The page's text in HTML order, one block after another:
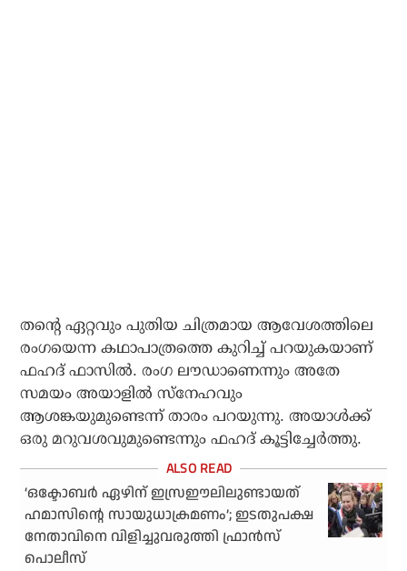
തന്റെ ഏറ്റവും പുതിയ ചിത്രമായ ആവേശത്തിലെ
രംഗയെന്ന കഥാപാത്രത്തെ കുറിച്ച് പറയുകയാണ്
ഫഹദ് ഫാസില്‍. രംഗ ലൗഡാണെന്നും അതേ
സമയം അയാളില്‍ സ്‌നേഹവും
ആശങ്കയുമുണ്ടെന്ന് താരം പറയുന്നു. അയാള്‍ക്ക്
ഒരു മറുവശവുമുണ്ടെന്നും ഫഹദ് കൂട്ടിച്ചേര്‍ത്തു.
‘ഒക്ടോബർ ഏഴിന് ഇസ്രഈലിലുണ്ടായത്
ഹമാസിന്റെ സായുധാക്രമണം’; ഇടതുപക്ഷ
നേതാവിനെ വിളിച്ചുവരുത്തി ഫ്രാൻസ്
പൊലീസ്